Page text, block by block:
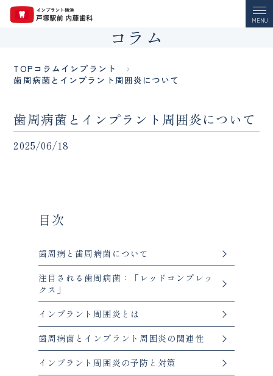
MENU
コラム
TOP コラムインプラント
歯周病菌とインプラント周囲炎について
歯周病菌とインプラント周囲炎について
2025/06/18
目次
歯周病と歯周病菌について
注目される歯周病菌：「レッドコンプレッ
クス」
インプラント周囲炎とは
歯周病菌とインプラント周囲炎の関連性
インプラント周囲炎の予防と対策